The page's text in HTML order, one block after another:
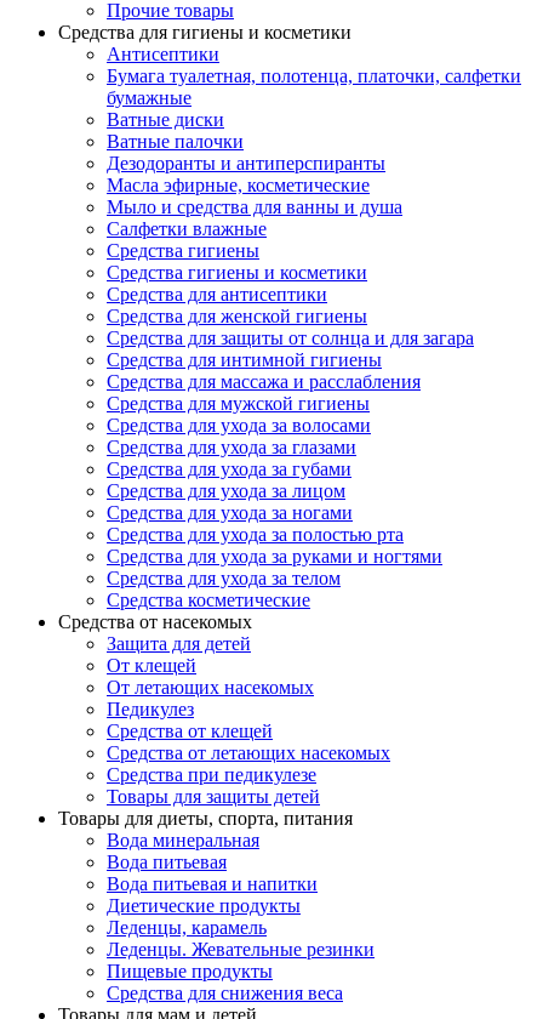
Прочие товары
Средства для гигиены и косметики
Антисептики
Бумага туалетная, полотенца, платочки, салфетки
бумажные
Ватные диски
Ватные палочки
Дезодоранты и антиперспиранты
Масла эфирные, косметические
Мыло и средства для ванны и душа
Салфетки влажные
Средства гигиены
Средства гигиены и косметики
Средства для антисептики
Средства для женской гигиены
Средства для защиты от солнца и для загара
Средства для интимной гигиены
Средства для массажа и расслабления
Средства для мужской гигиены
Средства для ухода за волосами
Средства для ухода за глазами
Средства для ухода за губами
Средства для ухода за лицом
Средства для ухода за ногами
Средства для ухода за полостью рта
Средства для ухода за руками и ногтями
Средства для ухода за телом
Средства косметические
Средства от насекомых
Защита для детей
От клещей
От летающих насекомых
Педикулез
Средства от клещей
Средства от летающих насекомых
Средства при педикулезе
Товары для защиты детей
Товары для диеты, спорта, питания
Вода минеральная
Вода питьевая
Вода питьевая и напитки
Диетические продукты
Леденцы, карамель
Леденцы. Жевательные резинки
Пищевые продукты
Средства для снижения веса
Товары для мам и детей